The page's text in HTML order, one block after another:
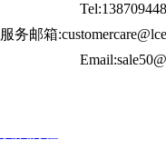
服务邮箱